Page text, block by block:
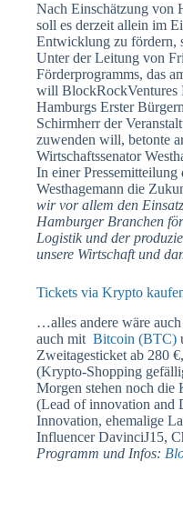
Nach Einschätzung von
soll es derzeit allein im
Entwicklung zu fördern,
Unter der Leitung von
Förderprogramms, das
will BlockRockVentures
Hamburgs Erster
Schirmherr der
zuwenden will, betonte
Wirtschaftssenator
In einer
Westhagemann die
wir vor allem den
Hamburger Branchen
Logistik und der
unsere Wirtschaft und
Tickets via Krypto
…alles andere wäre
auch mit Bitcoin (BTC)
Zweitagesticket ab 280
(Krypto-Shopping
Morgen stehen noch die
(Lead of innovation and
Innovation, ehemalige
Influencer DavinciJ15,
Programm und Infos: